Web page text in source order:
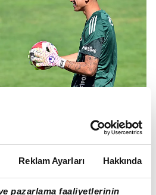
Reklam Ayarları Hakkında
pazarlama faaliyetlerinin
lacivertli formayla bu